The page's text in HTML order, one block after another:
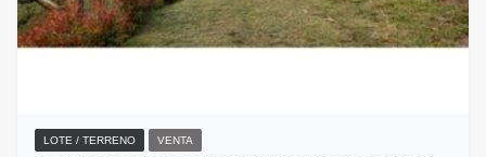
LOTE / TERRENO VENTA